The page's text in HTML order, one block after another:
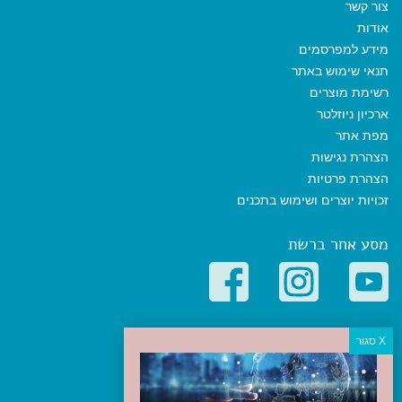
צור קשר
אודות
מידע למפרסמים
תנאי שימוש באתר
רשימת מוצרים
ארכיון ניוזלטר
מפת אתר
הצהרת נגישות
הצהרת פרטיות
זכויות יוצרים ושימוש בתכנים
מסע אחר ברשת
קטגוריות פופולריות
יעדים
טיולים בישראל